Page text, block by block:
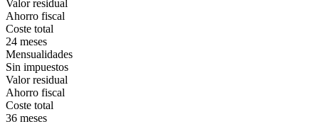
Valor residual
Ahorro fiscal
Coste total
24 meses
Mensualidades
Sin impuestos
Valor residual
Ahorro fiscal
Coste total
36 meses